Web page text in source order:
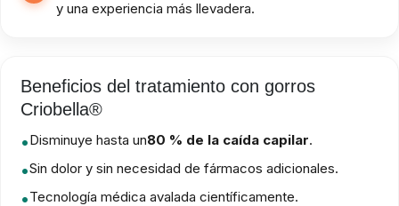
y una experiencia más llevadera.
Beneficios del tratamiento con gorros
Criobella®
Disminuye hasta un80 % de la caída capilar.
Sin dolor y sin necesidad de fármacos adicionales.
Tecnología médica avalada científicamente.